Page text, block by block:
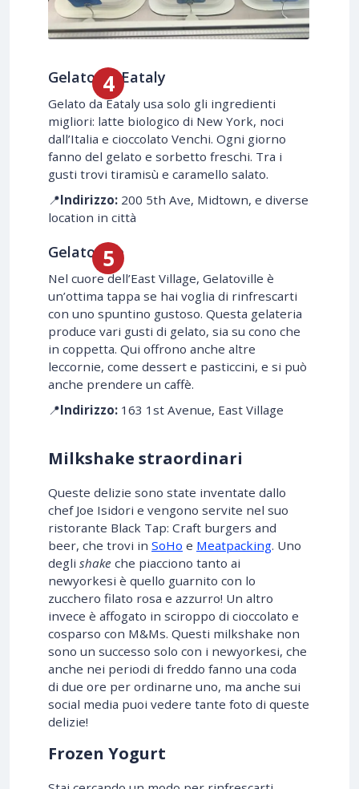
Gelato da Eataly
Gelato da Eataly usa solo gli ingredienti
migliori: latte biologico di New York, noci
dall’Italia e cioccolato Venchi. Ogni giorno
fanno del gelato e sorbetto freschi. Tra i
gusti trovi tiramisù e caramello salato.
📍Indirizzo: 200 5th Ave, Midtown, e diverse
location in città
Gelatoville
Nel cuore dell’East Village, Gelatoville è
un’ottima tappa se hai voglia di rinfrescarti
con uno spuntino gustoso. Questa gelateria
produce vari gusti di gelato, sia su cono che
in coppetta. Qui offrono anche altre
leccornie, come dessert e pasticcini, e si può
anche prendere un caffè.
📍Indirizzo: 163 1st Avenue, East Village
Milkshake straordinari
Queste delizie sono state inventate dallo
chef Joe Isidori e vengono servite nel suo
ristorante Black Tap: Craft burgers and
beer, che trovi in SoHo e Meatpacking. Uno
degli shake che piacciono tanto ai
newyorkesi è quello guarnito con lo
zucchero filato rosa e azzurro! Un altro
invece è affogato in sciroppo di cioccolato e
cosparso con M&Ms. Questi milkshake non
sono un successo solo con i newyorkesi, che
anche nei periodi di freddo fanno una coda
di due ore per ordinarne uno, ma anche sui
social media puoi vedere tante foto di queste
delizie!
Frozen Yogurt